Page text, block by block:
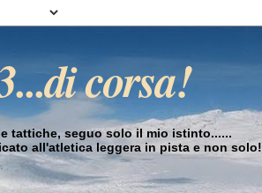
corsa!
tattiche, seguo solo il mio istinto......
all'atletica leggera in pista e non solo!